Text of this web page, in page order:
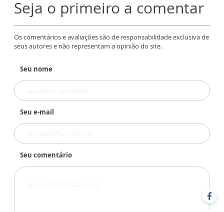
Seja o primeiro a comentar
Os comentários e avaliações são de responsabilidade exclusiva de
seus autores e não representam a opinião do site.
Seu nome
Seu e-mail
Seu comentário